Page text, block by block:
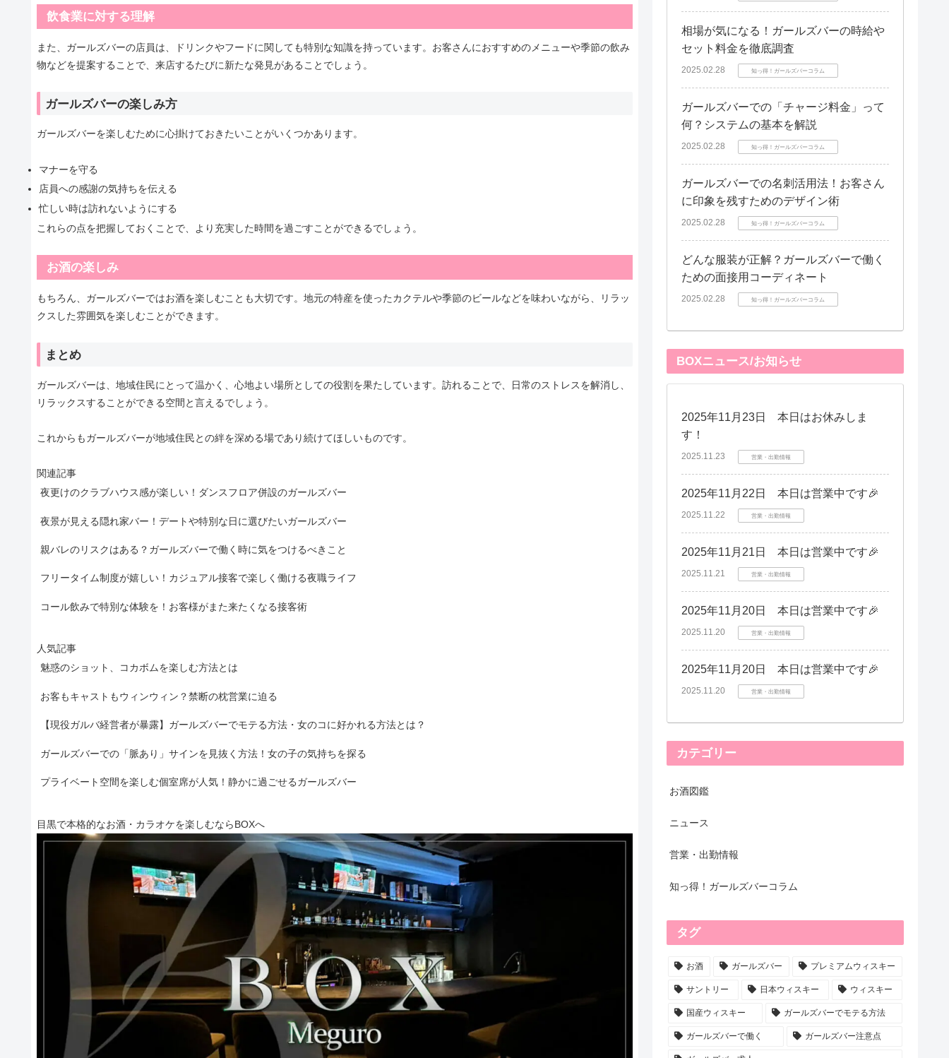
飲食業に対する理解
また、ガールズバーの店員は、ドリンクやフードに関しても特別な知識を持っています。お客さんにおすすめのメニューや季節の飲み
物などを提案することで、来店するたびに新たな発見があることでしょう。
ガールズバーの楽しみ方
ガールズバーを楽しむために心掛けておきたいことがいくつかあります。
マナーを守る
店員への感謝の気持ちを伝える
忙しい時は訪れないようにする
これらの点を把握しておくことで、より充実した時間を過ごすことができるでしょう。
お酒の楽しみ
もちろん、ガールズバーではお酒を楽しむことも大切です。地元の特産を使ったカクテルや季節のビールなどを味わいながら、リラッ
クスした雰囲気を楽しむことができます。
まとめ
ガールズバーは、地域住民にとって温かく、心地よい場所としての役割を果たしています。訪れることで、日常のストレスを解消し、
リラックスすることができる空間と言えるでしょう。
これからもガールズバーが地域住民との絆を深める場であり続けてほしいものです。
関連記事
夜更けのクラブハウス感が楽しい！ダンスフロア併設のガールズバー
夜景が見える隠れ家バー！デートや特別な日に選びたいガールズバー
親バレのリスクはある？ガールズバーで働く時に気をつけるべきこと
フリータイム制度が嬉しい！カジュアル接客で楽しく働ける夜職ライフ
コール飲みで特別な体験を！お客様がまた来たくなる接客術
人気記事
魅惑のショット、コカボムを楽しむ方法とは
お客もキャストもウィンウィン？禁断の枕営業に迫る
【現役ガルバ経営者が暴露】ガールズバーでモテる方法・女のコに好かれる方法とは？
ガールズバーでの「脈あり」サインを見抜く方法！女の子の気持ちを探る
プライベート空間を楽しむ個室席が人気！静かに過ごせるガールズバー
目黒で本格的なお酒・カラオケを楽しむならBOXへ
相場が気になる！ガールズバーの時給や
セット料金を徹底調査
2025.02.28 知っ得！ガールズバーコラム
ガールズバーでの「チャージ料金」って
何？システムの基本を解説
2025.02.28 知っ得！ガールズバーコラム
ガールズバーでの名刺活用法！お客さん
に印象を残すためのデザイン術
2025.02.28 知っ得！ガールズバーコラム
どんな服装が正解？ガールズバーで働く
ための面接用コーディネート
2025.02.28 知っ得！ガールズバーコラム
BOXニュース/お知らせ
2025年11月23日 本日はお休みしま
す！
2025.11.23 営業・出勤情報
2025年11月22日 本日は営業中です🎉
2025.11.22 営業・出勤情報
2025年11月21日 本日は営業中です🎉
2025.11.21 営業・出勤情報
2025年11月20日 本日は営業中です🎉
2025.11.20 営業・出勤情報
2025年11月20日 本日は営業中です🎉
2025.11.20 営業・出勤情報
カテゴリー
お酒図鑑
ニュース
営業・出勤情報
知っ得！ガールズバーコラム
タグ
お酒 ガールズバー プレミアムウィスキー
サントリー 日本ウィスキー ウィスキー
国産ウィスキー ガールズバーでモテる方法
ガールズバーで働く ガールズバー注意点